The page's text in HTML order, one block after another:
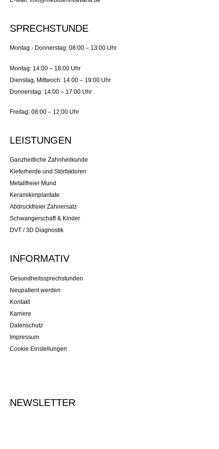
SPRECHSTUNDE
Montag - Donnerstag: 08:00 – 13:00 Uhr
Montag: 14:00 – 18:00 Uhr
Dienstag, Mittwoch: 14:00 – 19:00 Uhr
Donnerstag: 14:00 – 17:00 Uhr
Freitag: 08:00 – 12:00 Uhr
LEISTUNGEN
Ganzheitliche Zahnheilkunde
Kieferherde und Störfaktoren
Metallfreier Mund
Keramikimplantate
Abdruckfreier Zahnersatz
Schwangerschaft & Kinder
DVT / 3D Diagnostik
INFORMATIV
Gesundheitssprechstunden
Neupatient werden
Kontakt
Karriere
Datenschutz
Impressum
Cookie Einstellungen
NEWSLETTER